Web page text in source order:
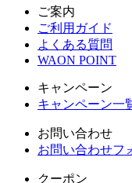
ご案内
ご利用ガイド
よくある質問
WAON POINT
キャンペーン
キャンペーン一
お問い合わせ
お問い合わせフ
クーポン